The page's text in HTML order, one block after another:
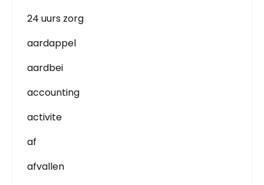
24 uurs zorg
aardappel
aardbei
accounting
activite
af
afvallen